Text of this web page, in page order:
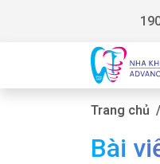
Trang chủ
Bài